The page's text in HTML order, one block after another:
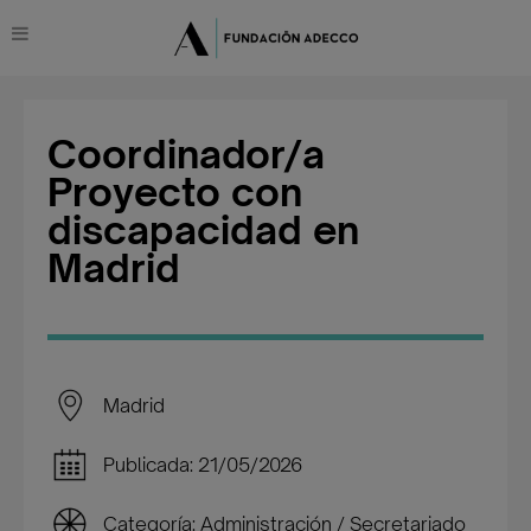
Coordinador/a
Proyecto con
discapacidad en
Madrid
Madrid
Publicada: 21/05/2026
Categoría: Administración / Secretariado